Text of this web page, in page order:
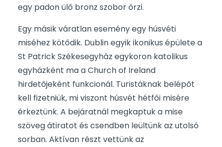
egy padon ülő bronz szobor őrzi.
Egy másik váratlan esemény egy húsvéti
miséhez kötődik. Dublin egyik ikonikus épülete a
St Patrick Székesegyház egykoron katolikus
egyházként ma a Church of Ireland
hirdetőjeként funkcionál. Turistáknak belépőt
kell fizetniük, mi viszont húsvét hétfői misére
érkeztünk. A bejáratnál megkaptuk a mise
szöveg átiratot és csendben leültünk az utolsó
sorban. Aktívan részt vettünk az